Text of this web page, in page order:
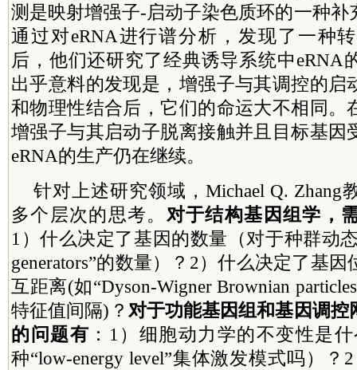
测是映射增强子-启动子染色质环的一种补
通过对eRNA进行谱分析，发现了一种
后，他们还研究了经典诱导系统中eRNA
出乎意料的发现是，增强子与其调控的启
和物理性结合后，它们的命运大不相同。
增强子与其启动子脱离接触并且目标基因
eRNA的生产仍在继续。
针对上述研究领域，Michael Q. Zhang
多个层次的思考。 对于结构基因组学，
1）什么决定了基因的数量（对于种群动
generators”的数量）？2）什么决定了基
互距离(如“Dyson-Wigner Brownian
特征值间隔)？ 对于功能基因组和基因调控
的问题有 ：1）细胞动力学的不变性是
种“low-energy level”集体激发模式吗）？